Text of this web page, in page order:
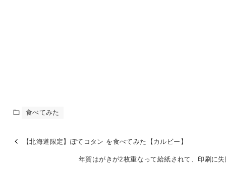
食べてみた
【北海道限定】ぽてコタン を食べてみた【カルビー】
年賀はがきが2枚重なって給紙されて、印刷に